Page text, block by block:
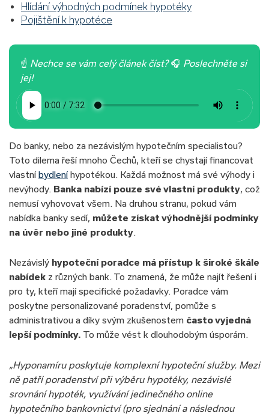
Hlídání výhodných podmínek hypotéky
Pojištění k hypotéce
☝ Nechce se vám celý článek číst?🎧 Poslechněte si
jej!
Do banky, nebo za nezávislým hypotečním specialistou?
Toto dilema řeší mnoho Čechů, kteří se chystají financovat
vlastní bydleníhypotékou. Každá možnost má své výhody i
nevýhody. Banka nabízí pouze své vlastní produkty, což
nemusí vyhovovat všem. Na druhou stranu, pokud vám
nabídka banky sedí, můžete získat výhodnější podmínky
na úvěr nebo jiné produkty.
Nezávislý hypoteční poradce má přístup k široké škále
nabídek z různých bank. To znamená, že může najít řešení i
pro ty, kteří mají specifické požadavky. Poradce vám
poskytne personalizované poradenství, pomůže s
administrativou a díky svým zkušenostem často vyjedná
lepší podmínky. To může vést k dlouhodobým úsporám.
„Hyponamíruposkytuje komplexníhypoteční služby. Mezi
ně patří poradenství při výběru hypotéky, nezávislé
srovnání hypoték, využívání jedinečného online
hypotečního bankovnictví (pro sjednání a následnou